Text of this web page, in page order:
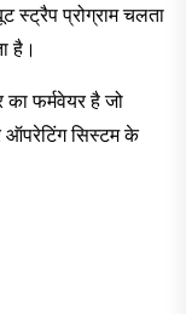
स्ट्रैप प्रोग्राम चलता
है।
फर्मवेयर है जो
ऑपरेटिंग सिस्टम के